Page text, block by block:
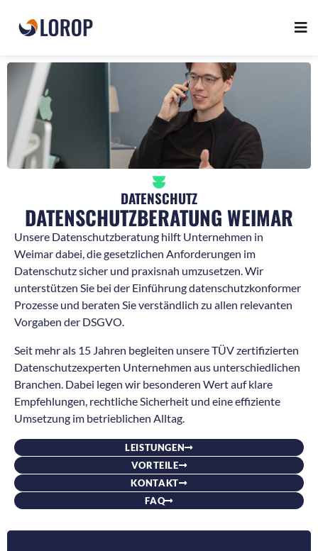
DATENSCHUTZ
DATENSCHUTZBERATUNG WEIMAR
Unsere Datenschutzberatung hilft Unternehmen in
Weimar dabei, die gesetzlichen Anforderungen im
Datenschutz sicher und praxisnah umzusetzen. Wir
unterstützen Sie bei der Einführung datenschutzkonformer
Prozesse und beraten Sie verständlich zu allen relevanten
Vorgaben der DSGVO.
Seit mehr als 15 Jahren begleiten unsere TÜV zertifizierten
Datenschutzexperten Unternehmen aus unterschiedlichen
Branchen. Dabei legen wir besonderen Wert auf klare
Empfehlungen, rechtliche Sicherheit und eine effiziente
Umsetzung im betrieblichen Alltag.
LEISTUNGEN
VORTEILE
KONTAKT
FAQ